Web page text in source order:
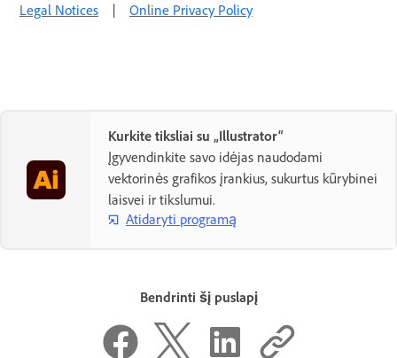
Legal Notices Online Privacy Policy
Kurkite tiksliai su „Illustrator“
Įgyvendinkite savo idėjas naudodami
vektorinės grafikos įrankius, sukurtus kūrybinei
laisvei ir tikslumui.
Atidaryti programą
Bendrinti šį puslapį